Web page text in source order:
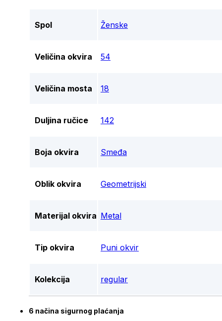
Spol Ženske
Veličina okvira 54
Veličina mosta 18
Duljina ručice 142
Boja okvira Smeđa
Oblik okvira Geometrijski
Materijal okvira Metal
Tip okvira Puni okvir
Kolekcija regular
6 načina sigurnog plaćanja